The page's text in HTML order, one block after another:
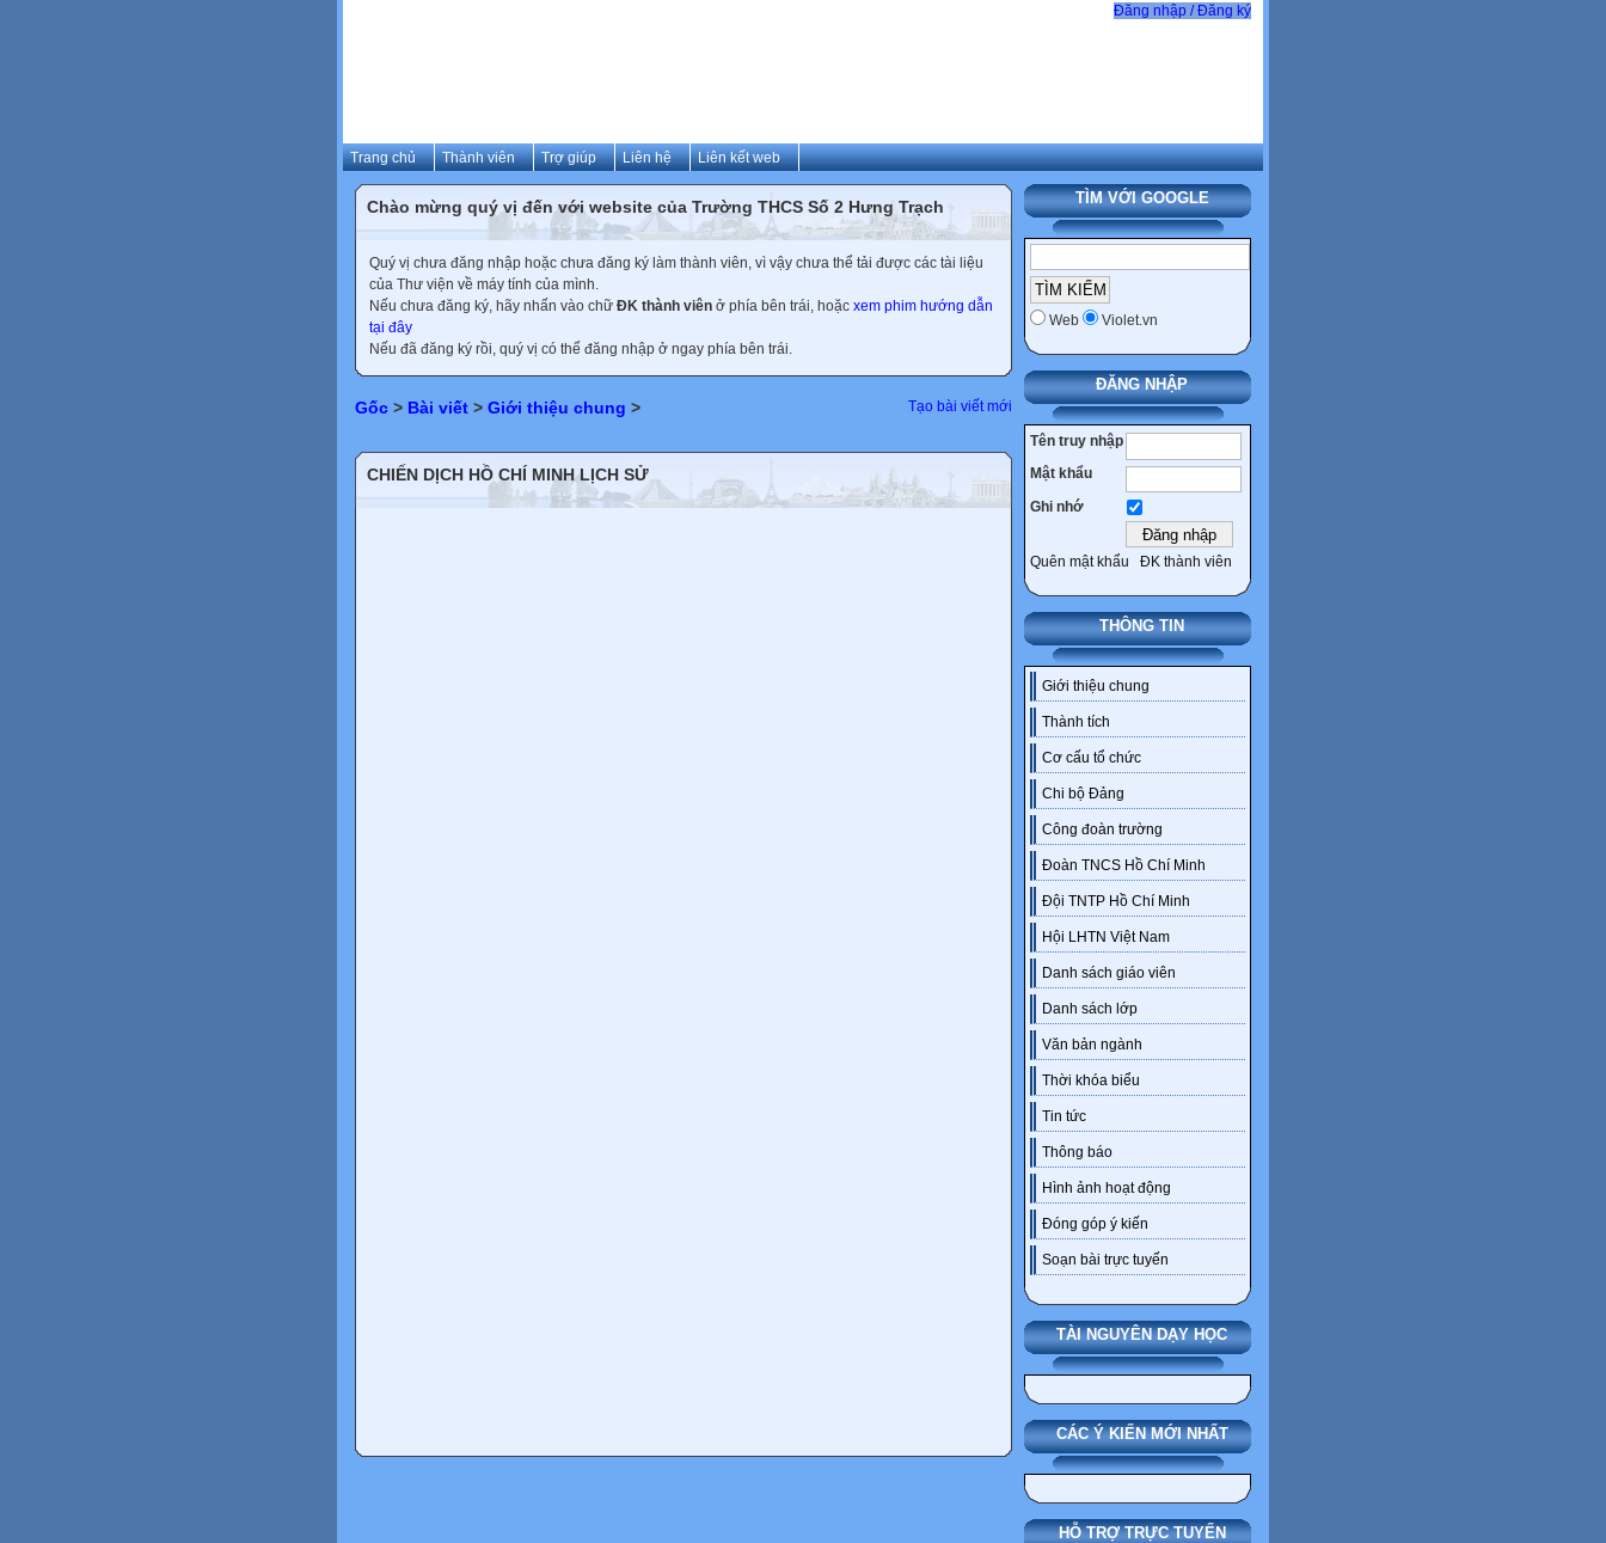
Đăng nhập / Đăng ký
Trang chủ Thành viên Trợ giúp Liên hệ Liên kết web
TÌM VỚI GOOGLE
Web Violet.vn
ĐĂNG NHẬP
Tên truy nhập
Mật khẩu
Ghi nhớ
Quên mật khẩu ĐK thành viên
THÔNG TIN
Giới thiệu chung
Thành tích
Cơ cấu tổ chức
Chi bộ Đảng
Công đoàn trường
Đoàn TNCS Hồ Chí Minh
Đội TNTP Hồ Chí Minh
Hội LHTN Việt Nam
Danh sách giáo viên
Danh sách lớp
Văn bản ngành
Thời khóa biểu
Tin tức
Thông báo
Hình ảnh hoạt động
Đóng góp ý kiến
Soạn bài trực tuyến
TÀI NGUYÊN DẠY HỌC
CÁC Ý KIẾN MỚI NHẤT
HỖ TRỢ TRỰC TUYẾN
Chào mừng quý vị đến với website của Trường THCS Số 2 Hưng Trạch
Quý vị chưa đăng nhập hoặc chưa đăng ký làm thành viên, vì vậy chưa thể tải được các tài liệu
của Thư viện về máy tính của mình.
Nếu chưa đăng ký, hãy nhấn vào chữ ĐK thành viên ở phía bên trái, hoặc xem phim hướng dẫn
tại đây
Nếu đã đăng ký rồi, quý vị có thể đăng nhập ở ngay phía bên trái.
Gốc > Bài viết > Giới thiệu chung > Tạo bài viết mới
CHIẾN DỊCH HỒ CHÍ MINH LỊCH SỬ